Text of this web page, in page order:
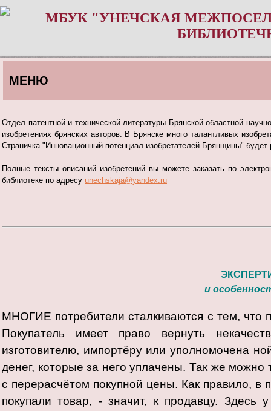
МБУК "УНЕЧСКАЯ
МЕНЮ
Отдел патентной и технической литературы Брянской областной
изобретениях брянских авторов. В Брянске много талантливых
Страничка "Инновационный потенциал изобретателей Брянщины"
Полные тексты описаний изобретений вы можете заказать по
библиотеке по адресу unechskaja@yandex.ru
и
МНОГИЕ потребители сталкиваются с тем, что
Покупатель имеет право вернуть
изготовителю, импортёру или уполномочена
денег, которые за него уплачены. Так же
с перерасчётом покупной цены. Как правило, в
покупали товар, - значит, к продавцу. Здесь